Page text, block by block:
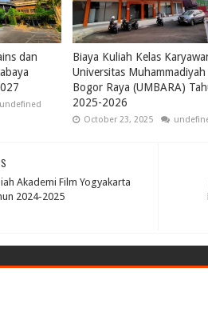
dan
undefined
Biaya Kuliah Kelas
Universitas Muhammadiyah
Bogor Raya (UMBARA)
2025-2026
October 23, 2025
Akademi Film Yogyakarta
2024-2025